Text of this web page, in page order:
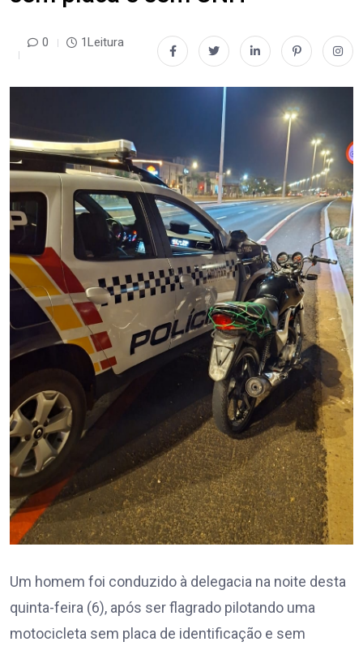
0 1Leitura
Um homem foi conduzido à delegacia na noite desta
quinta-feira (6), após ser flagrado pilotando uma
motocicleta sem placa de identificação e sem